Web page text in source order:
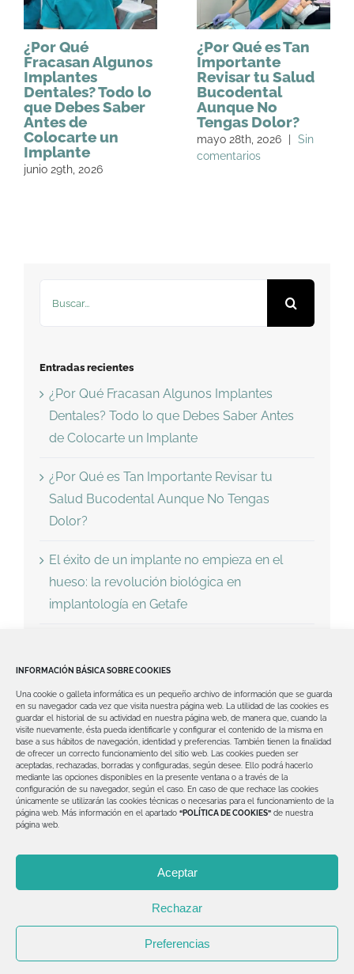
INFORMACIÓN BÁSICA SOBRE COOKIES
Una cookie o galleta informática es un pequeño archivo de información que se guarda
en su navegador cada vez que visita nuestra página web.
La utilidad de las cookies es
guardar el historial de su actividad en nuestra página web, de manera que, cuando la
visite nuevamente, ésta pueda identificarle y configurar el contenido de la misma en
base a sus hábitos de navegación, identidad y preferencias. También tienen la finalidad
de ofrecer un correcto funcionamiento del sitio web.
Las cookies pueden ser
aceptadas, rechazadas, borradas y configuradas, según desee. Ello podrá hacerlo
mediante las opciones disponibles en la presente ventana o a través de la
configuración de su navegador, según el caso. En caso de que rechace las cookies
únicamente se utilizarán las cookies técnicas o necesarias para el funcionamiento de la
página web. Más información en el apartado “POLÍTICA DE COOKIES” de nuestra
página web.
Aceptar
Rechazar
Preferencias
¿Por Qué
Fracasan Algunos
Implantes
Dentales? Todo lo
que Debes Saber
Antes de
Colocarte un
Implante
junio 29th, 2026
¿Por Qué es Tan
Importante
Revisar tu Salud
Bucodental
Aunque No
Tengas Dolor?
mayo 28th, 2026
Sin
comentarios
Entradas recientes
¿Por Qué Fracasan Algunos Implantes
Dentales? Todo lo que Debes Saber Antes
de Colocarte un Implante
¿Por Qué es Tan Importante Revisar tu
Salud Bucodental Aunque No Tengas
Dolor?
El éxito de un implante no empieza en el
hueso: la revolución biológica en
implantología en Getafe
avanzada para recuperar tu sonrisa
¿Te dijeron que no tienes hueso para
implantes? Implantología avanzada en
Getafe con soluciones reales
| Todos los derechos reservados | Diseñado por
FacebookInstagram